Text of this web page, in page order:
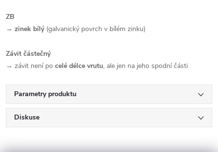
ZB
→ zinek bílý (galvanický povrch v bílém zinku)
Závit částečný
→ závit není po celé délce vrutu, ale jen na jeho spodní části
Parametry produktu
Diskuse